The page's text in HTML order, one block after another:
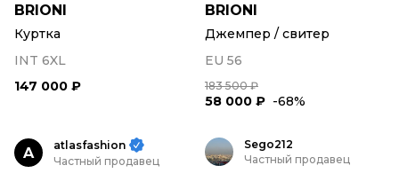
BRIONI
Куртка
INT 6XL
147 000 ₽
BRIONI
Джемпер / свитер
EU 56
183 500 ₽
58 000 ₽ -68%
A
atlasfashion
Частный продавец
Sego212
Частный продавец